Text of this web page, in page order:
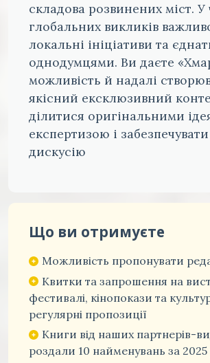
складова розвинених міст. У
глобальних викликів
локальні ініціативи та
однодумцями. Ви даєте
можливість й надалі
якісний ексклюзивний
ділитися оригінальними
експертизою і
дискусію
Що ви отримуєте
Можливість пропонувати
Квитки та запрошення на
фестивалі, кінопокази та
регулярні пропозиції
Книги від наших партнерів-
роздали 10 найменувань за 2025